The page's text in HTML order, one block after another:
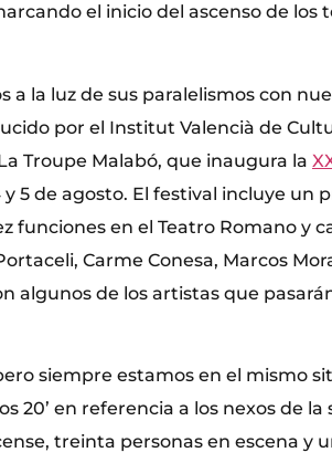
el inicio del ascenso de los
a la luz de sus paralelismos con
por el Institut Valencià de
Troupe Malabó, que inaugura la
y 5 de agosto. El festival incluye un
funciones en el Teatro Romano y
Carme Conesa, Marcos
algunos de los artistas que
siempre estamos en el mismo
20’ en referencia a los nexos de
treinta personas en escena y